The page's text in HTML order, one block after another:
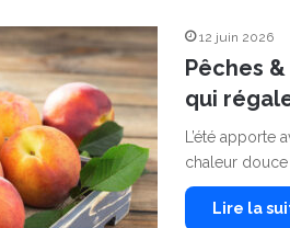
12 juin 2026
Pêches
qui
L’été
chaleur douce
Lire la